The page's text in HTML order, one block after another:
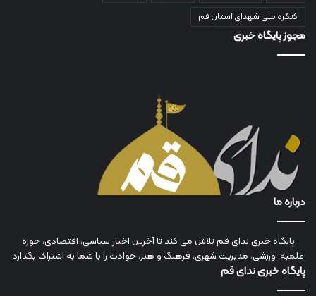
کنگره ملی شهدای استان قم
مجوز پایگاه خبری
درباره ما
پایگاه خبری ندای قم تلاش می کند تا آخرین اخبار سیاسی، اقتصادی، حوزه
علمیه، ورزشی، مدیریت شهری، فرهنگ و هنر، حوادث را با شما به اشتراک بگذارد
پایگاه خبری ندای قم